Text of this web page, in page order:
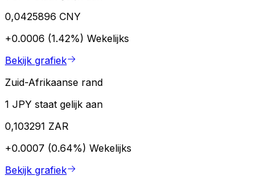
0,0425896 CNY
+0.0006 (1.42%) Wekelijks
Bekijk grafiek
Zuid-Afrikaanse rand
1 JPY staat gelijk aan
0,103291 ZAR
+0.0007 (0.64%) Wekelijks
Bekijk grafiek